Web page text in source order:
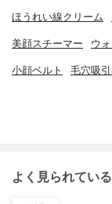
ほうれい線クリーム
美顔スチーマー ウ
小顔ベルト 毛穴吸
よく見られてい